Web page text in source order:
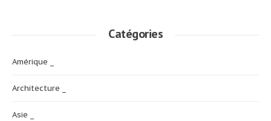
Catégories
Amérique _
Architecture _
Asie _